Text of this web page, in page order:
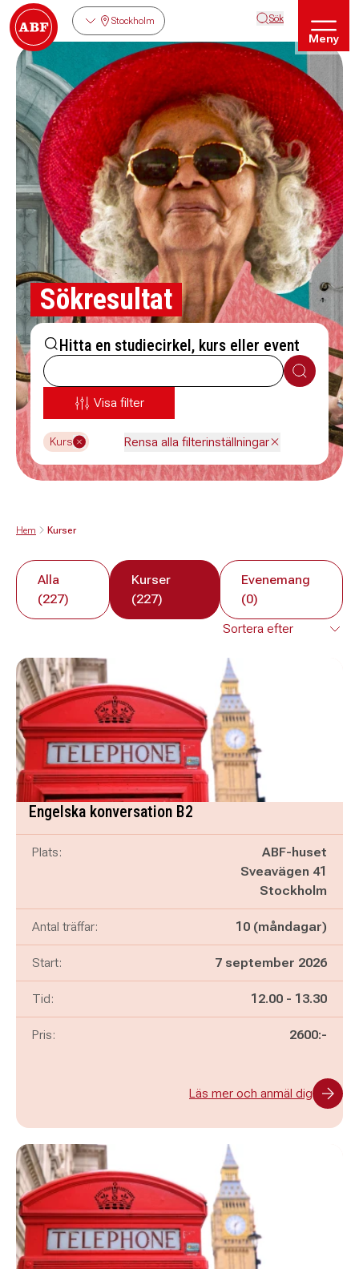
Stockholm Sök
Meny
Sökresultat
Hitta en studiecirkel, kurs eller event
Sök
Visa filter
Kurs Rensa alla filterinställningar
Hem Kurser
Alla
(227)
Kurser
(227)
Evenemang
(0)
Engelska konversation B2
Plats:
ABF-huset
Sveavägen 41
Stockholm
Antal träffar: 10 (måndagar)
Start: 7 september 2026
Tid: Pågår mellan
12.00 - och
13.30
Pris: 2600:-
Läs mer och anmäl dig